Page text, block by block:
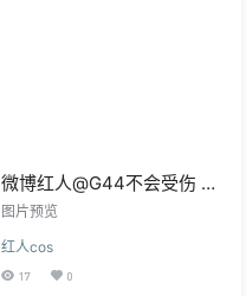
微博红人@G44不会受伤 蔚
蓝档案 亚津子 泳装
图片预览
红人cos
17 0